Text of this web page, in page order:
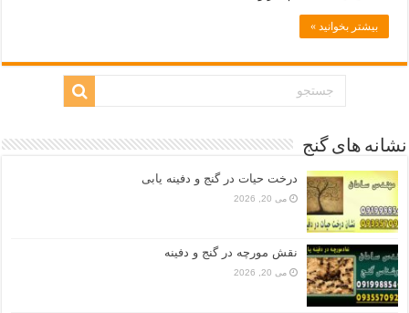
بیشتر بخوانید »
نشانه های گنج
درخت حیات در گنج و دفینه یابی
می 20, 2026
نقش مورچه در گنج و دفینه
می 20, 2026